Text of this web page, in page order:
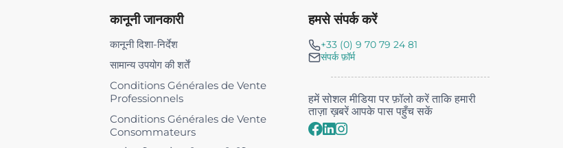
कानूनी जानकारी
कानूनी दिशा-निर्देश
सामान्य उपयोग की शर्तें
Conditions Générales de Vente
Professionnels
Conditions Générales de Vente
Consommateurs
हमसे संपर्क करें
+33 (0) 9 70 79 24 81
संपर्क फ़ॉर्म
हमें सोशल मीडिया पर फ़ॉलो करें ताकि हमारी
ताज़ा ख़बरें आपके पास पहुँच सकें